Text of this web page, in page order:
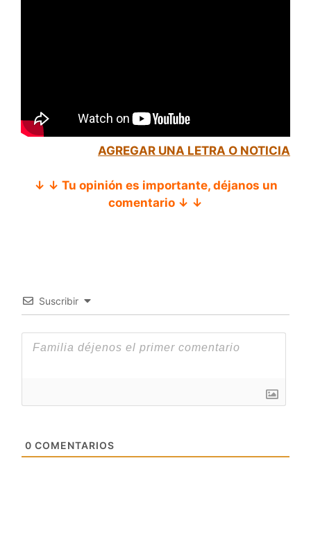
AGREGAR UNA LETRA O NOTICIA
↓ ↓ Tu opinión es importante, déjanos un
comentario ↓ ↓
Suscribir
0 COMENTARIOS